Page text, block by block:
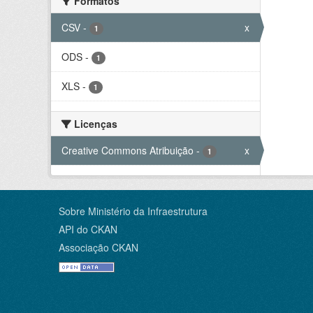
CSV - 1 x
ODS - 1
XLS - 1
Licenças
Creative Commons Atribuição - 1 x
Sobre Ministério da Infraestrutura
API do CKAN
Associação CKAN